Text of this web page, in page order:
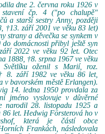
dne 2. června roku 1926 v
stavení čp. 4 ("po chalupě"
a starší sestry Anny, později
†13. září 2001 ve věku 83 let)
strany a děvečka se synkem v
domácnosti přibyl ještě syn
2022 ve věku 92 let. Otec
1888, †8. srpna 1967 ve věku
oženil s Marií, roz.
8. září 1982 ve věku 86 let,
v bavorském městě Erlangen).
14. ledna 1950 provdala za
jméno vyslovuje v důvěrné
narodil 28. listopadu 1925 a
86 let. Hedwig Försterová ho v
která je částí obce
Frankách, následovala